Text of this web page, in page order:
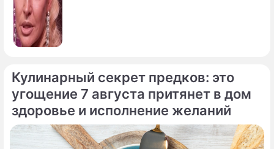
Кулинарный секрет предков: это
угощение 7 августа притянет в дом
здоровье и исполнение желаний